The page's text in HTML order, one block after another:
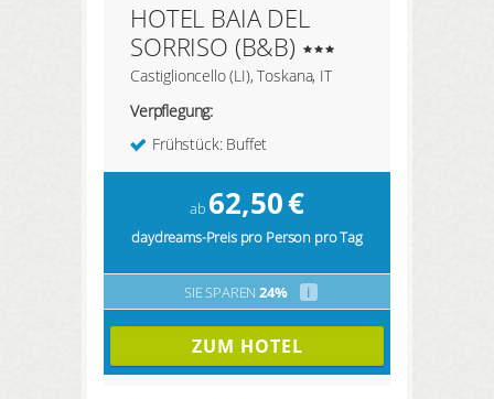
HOTEL BAIA DEL
SORRISO (B&B)
Castiglioncello (LI), Toskana, IT
Verpflegung:
Frühstück: Buffet
ab 62,50€
daydreams-Preis pro Person pro Tag
SIE SPAREN 24% i
ZUM HOTEL